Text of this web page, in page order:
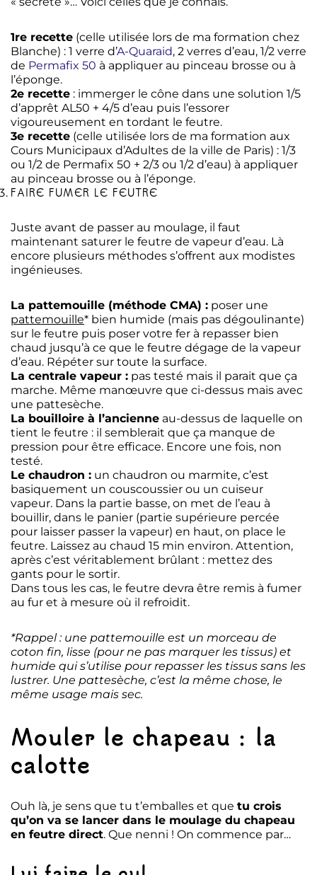
1re recette (celle utilisée lors de ma formation chez
Blanche) : 1 verre d’A-Quaraid, 2 verres d’eau, 1/2 verre
de Permafix 50 à appliquer au pinceau brosse ou à
l’éponge.
2e recette : immerger le cône dans une solution 1/5
d’apprêt AL50 + 4/5 d’eau puis l’essorer
vigoureusement en tordant le feutre.
3e recette (celle utilisée lors de ma formation aux
Cours Municipaux d’Adultes de la ville de Paris) : 1/3
ou 1/2 de Permafix 50 + 2/3 ou 1/2 d’eau) à appliquer
au pinceau brosse ou à l’éponge.
FAIRE FUMER LE FEUTRE
Juste avant de passer au moulage, il faut
maintenant saturer le feutre de vapeur d’eau. Là
encore plusieurs méthodes s’offrent aux modistes
ingénieuses.
La pattemouille (méthode CMA) : poser une
pattemouille* bien humide (mais pas dégoulinante)
sur le feutre puis poser votre fer à repasser bien
chaud jusqu’à ce que le feutre dégage de la vapeur
d’eau. Répéter sur toute la surface.
La centrale vapeur : pas testé mais il parait que ça
marche. Même manœuvre que ci-dessus mais avec
une pattesèche.
La bouilloire à l’ancienne au-dessus de laquelle on
tient le feutre : il semblerait que ça manque de
pression pour être efficace. Encore une fois, non
testé.
Le chaudron : un chaudron ou marmite, c’est
basiquement un couscoussier ou un cuiseur
vapeur. Dans la partie basse, on met de l’eau à
bouillir, dans le panier (partie supérieure percée
pour laisser passer la vapeur) en haut, on place le
feutre. Laissez au chaud 15 min environ. Attention,
après c’est véritablement brûlant : mettez des
gants pour le sortir.
Dans tous les cas, le feutre devra être remis à fumer
au fur et à mesure où il refroidit.
*Rappel : une pattemouille est un morceau de
coton fin, lisse (pour ne pas marquer les tissus) et
humide qui s’utilise pour repasser les tissus sans les
lustrer. Une pattesèche, c’est la même chose, le
même usage mais sec.
Mouler le chapeau : la
calotte
Ouh là, je sens que tu t’emballes et que tu crois
qu’on va se lancer dans le moulage du chapeau
en feutre direct. Que nenni ! On commence par…